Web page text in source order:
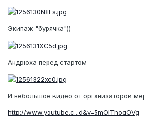
Экипаж "бурячка"))
Андрюха перед стартом
И небольшое видео от организаторов
http://www.youtube.c...d&v=5mOlThoqOVg